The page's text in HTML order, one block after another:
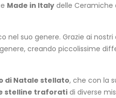
Made in Italy delle Ceramiche
nel suo genere. Grazie ai
creando piccolissime
di Natale stellato, che con la
stelline traforatidi diverse